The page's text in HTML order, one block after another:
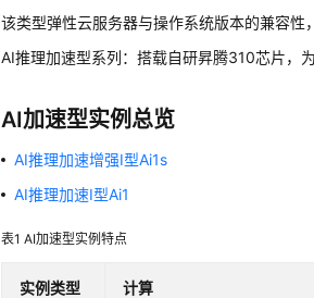
该类型弹性云服务器与操作系统版本的兼容性
AI推理加速型系列：搭载自研昇腾310芯片，
AI加速型实例总览
AI推理加速增强I型Ai1s
AI推理加速I型Ai1
表1AI加速型实例特点
实例类型 计算